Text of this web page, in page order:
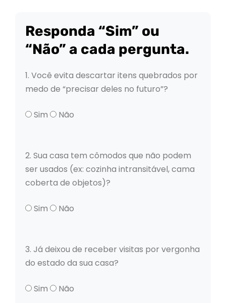
Responda “Sim” ou
“Não” a cada pergunta.
1. Você evita descartar itens quebrados por
medo de “precisar deles no futuro”?
Sim Não
2. Sua casa tem cômodos que não podem
ser usados (ex: cozinha intransitável, cama
coberta de objetos)?
Sim Não
3. Já deixou de receber visitas por vergonha
do estado da sua casa?
Sim Não